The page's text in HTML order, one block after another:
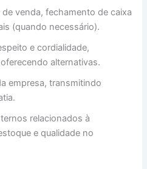
venda, fechamento de caixa
(quando necessário).
e cordialidade,
alternativas.
empresa, transmitindo
relacionados à
e qualidade no